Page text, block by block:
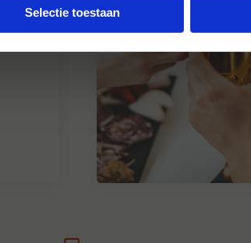
Selectie toestaan